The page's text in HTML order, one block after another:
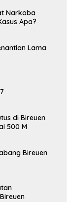
Narkoba
Apa?
Lama
di Bireuen
500 M
Bireuen